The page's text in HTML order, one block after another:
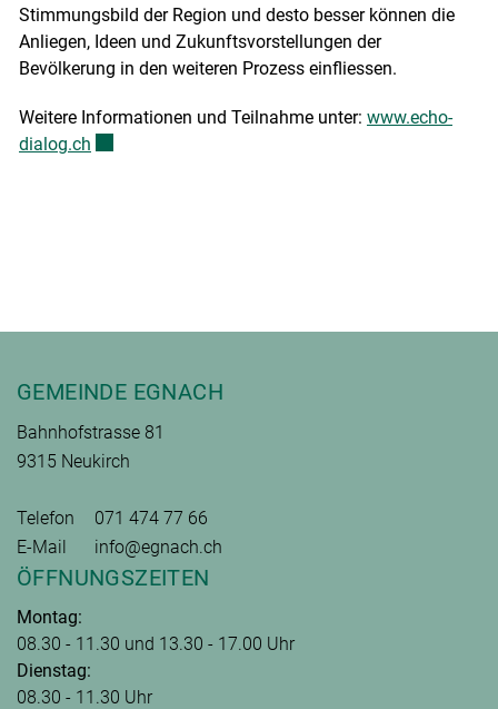
Stimmungsbild der Region und desto besser können die
Anliegen, Ideen und Zukunftsvorstellungen der
Bevölkerung in den weiteren Prozess einfliessen.
Weitere Informationen und Teilnahme unter: www.echo-
dialog.ch
Fusszeile
GEMEINDE EGNACH
Bahnhofstrasse 81
9315 Neukirch
Telefon
071 474 77 66
E-Mail
info@egnach.ch
ÖFFNUNGSZEITEN
Montag:
08.30 - 11.30 und 13.30 - 17.00 Uhr
Dienstag:
08.30 - 11.30 Uhr